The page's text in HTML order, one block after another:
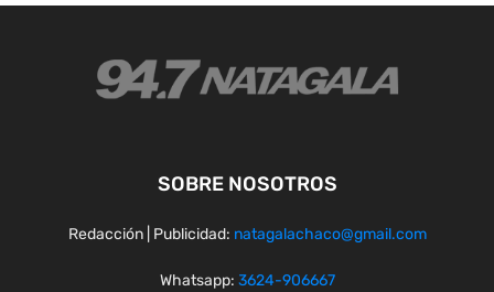
SOBRE NOSOTROS
Redacción | Publicidad: natagalachaco@gmail.com
Whatsapp: 3624-906667